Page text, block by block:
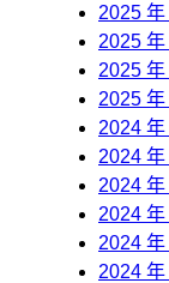
2025 年
2025 年
2025 年
2025 年
2024 年
2024 年
2024 年
2024 年
2024 年
2024 年